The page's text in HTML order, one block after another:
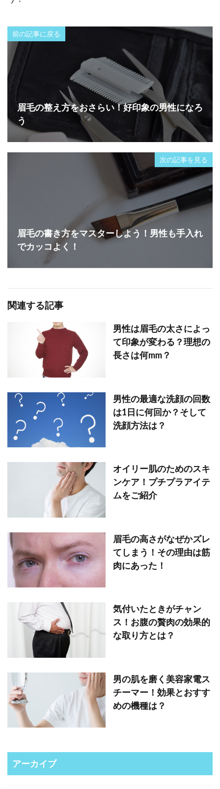
前の記事に戻る
眉毛の整え方をおさらい！好印象の男性になろ
う
次の記事を見る
眉毛の書き方をマスターしよう！男性も手入れ
でカッコよく！
関連する記事
男性は眉毛の太さによっ
て印象が変わる？理想の
長さは何mm？
男性の最適な洗顔の回数
は1日に何回か？そして
洗顔方法は？
オイリー肌のためのスキ
ンケア！プチプラアイテ
ムをご紹介
眉毛の高さがなぜかズレ
てしまう！その理由は筋
肉にあった！
気付いたときがチャン
ス！お腹の贅肉の効果的
な取り方とは？
男の肌を磨く美容家電ス
チーマー！効果とおすす
めの機種は？
アーカイブ